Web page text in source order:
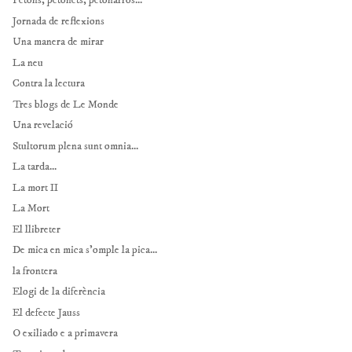
Jornada de reflexions
Una manera de mirar
La neu
Contra la lectura
Tres blogs de Le Monde
Una revelació
Stultorum plena sunt omnia...
La tarda...
La mort II
La Mort
El llibreter
De mica en mica s'omple la pica...
la frontera
Elogi de la diferència
El defecte Jauss
O exiliado e a primavera